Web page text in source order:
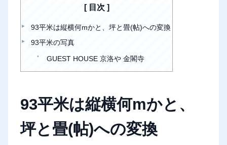
目次
93平米は縦横何mかと、坪と畳(帖)への変換
93平米の写真
GUEST HOUSE 京洛や 金閣寺
93平米は縦横何mかと、
坪と畳(帖)への変換